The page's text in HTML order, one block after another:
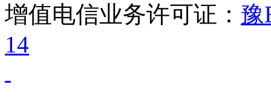
增值电信业务许可证： 豫
14